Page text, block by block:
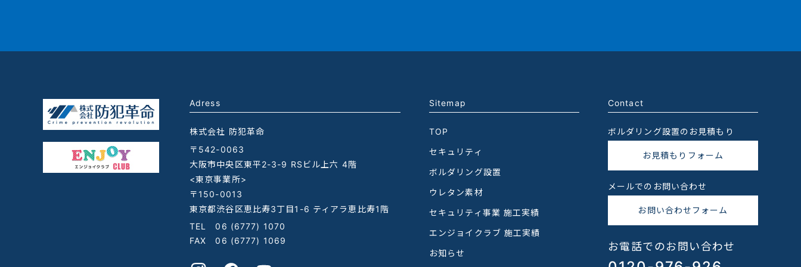
Adress
株式会社 防犯革命
〒542-0063
大阪市中央区東平2-3-9 RSビル上六 4階
<東京事業所>
〒150-0013
東京都渋谷区恵比寿3丁目1-6 ティアラ恵比寿1階
TEL06 (6777) 1070
FAX 06 (6777) 1069
Sitemap
TOP
セキュリティ
ボルダリング設置
ウレタン素材
セキュリティ事業 施工実績
エンジョイクラブ 施工実績
お知らせ
Contact
ボルダリング設置のお見積もり
お見積もりフォーム
メールでのお問い合わせ
お問い合わせフォーム
お電話でのお問い合わせ